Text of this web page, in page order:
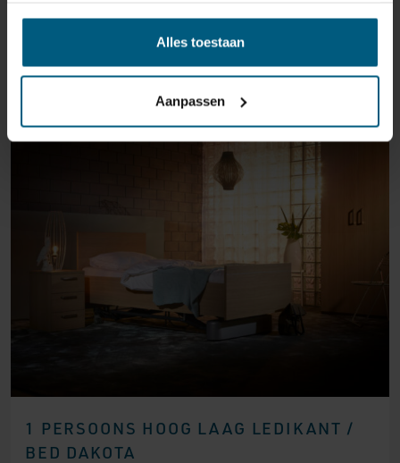
Alles toestaan
Aanpassen
GERELATEERDE PRODUCTEN
1 PERSOONS HOOG LAAG LEDIKANT /
BED DAKOTA